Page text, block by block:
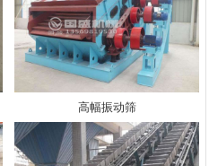
高幅振动筛